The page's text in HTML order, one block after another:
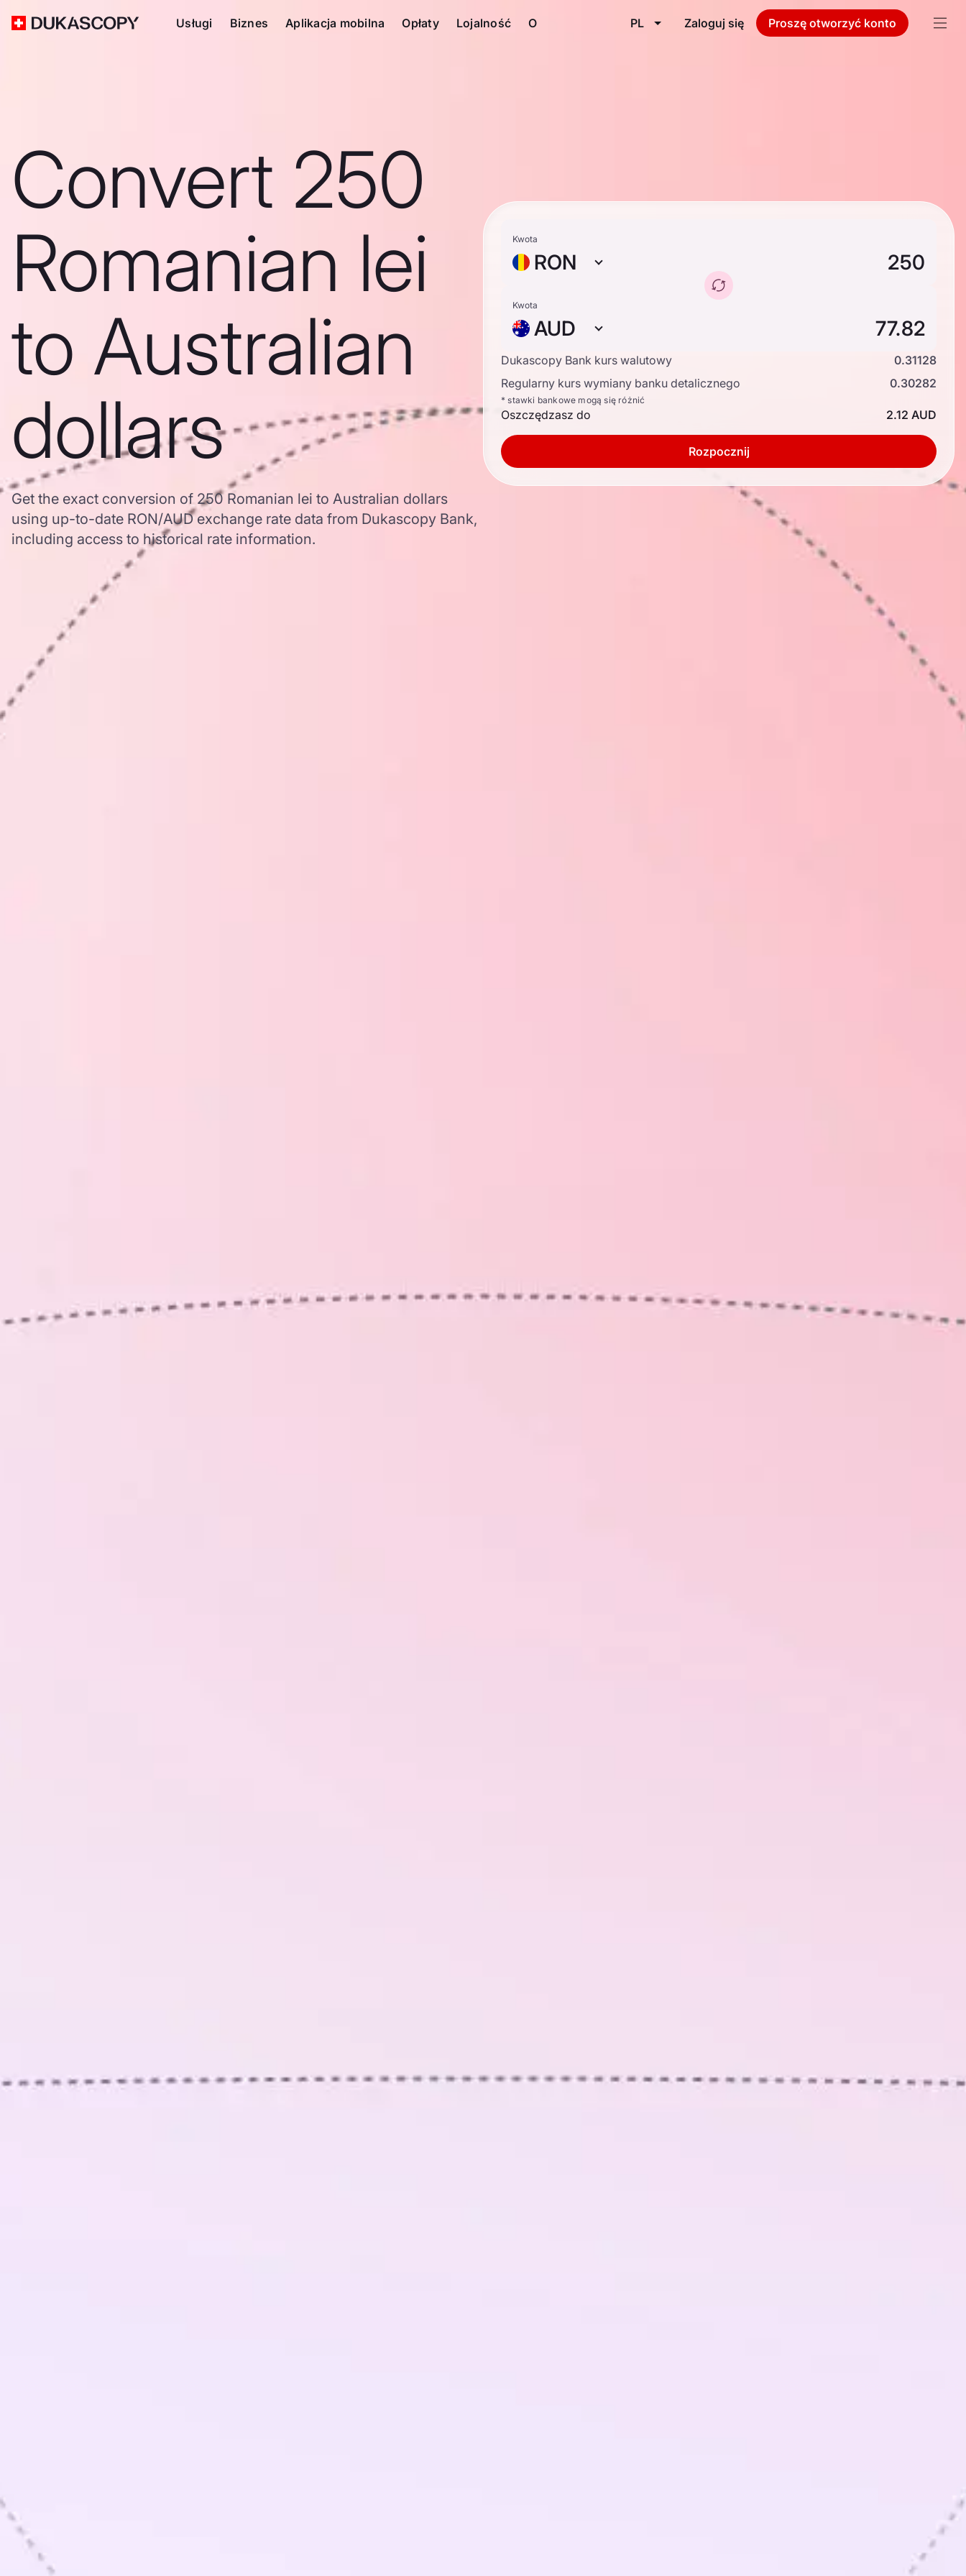
Usługi Biznes Aplikacja mobilna Opłaty Lojalność O PL Zaloguj się Proszę otworzyć konto
Convert 250
Romanian lei
to Australian
dollars
Get the exact conversion of 250 Romanian lei to Australian dollars
using up-to-date RON/AUD exchange rate data from Dukascopy Bank,
including access to historical rate information.
Kwota
RON
Kwota
AUD
Dukascopy Bank kurs walutowy
0.31128
Regularny kurs wymiany banku detalicznego
0.30282
* stawki bankowe mogą się różnić
Oszczędzasz do 2.12 AUD
Rozpocznij